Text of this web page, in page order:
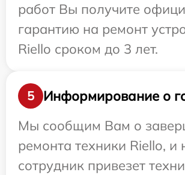
работ Вы получите
гарантию на ремонт
Riello сроком до 3 лет.
5
Информирование о
Мы сообщим Вам о
ремонта техники Riello, и
сотрудник привезет